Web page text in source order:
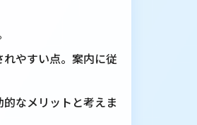
やすい点。案内に従
なメリットと考えま